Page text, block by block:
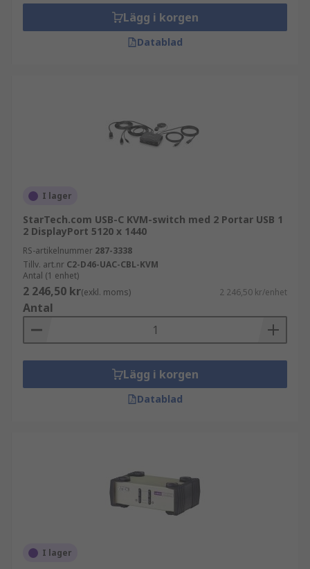
Lägg i korgen
Datablad
I lager
StarTech.com USB-C KVM-switch med 2 Portar USB 1
2 DisplayPort 5120 x 1440
RS-artikelnummer 287-3338
Tillv. art.nr C2-D46-UAC-CBL-KVM
Antal (1 enhet)
2 246,50 kr(exkl. moms) 2 246,50 kr/enhet
Antal
Lägg i korgen
Datablad
I lager